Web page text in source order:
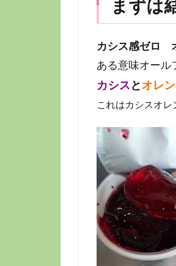
まずは
カシス感ゼロ
ある意味オール
カシス とオレ
これはカシスオレ